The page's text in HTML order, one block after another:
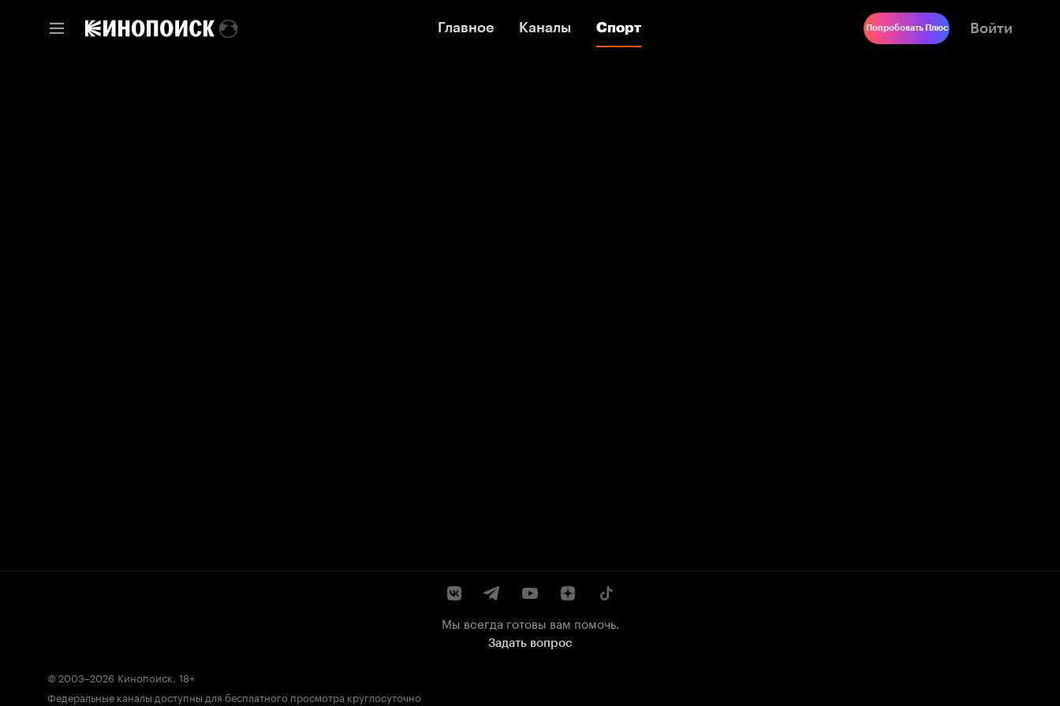
Главное Каналы Спорт
Главное Каналы Спорт Попробовать Плюс Войти
Мы всегда готовы вам помочь.
Задать вопрос
© 2003–2026 Кинопоиск. 18+
Федеральные каналы доступны для бесплатного просмотра круглосуточно